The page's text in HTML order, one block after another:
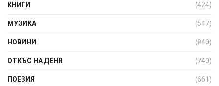
КНИГИ (424)
МУЗИКА (547)
НОВИНИ (840)
ОТКЪС НА ДЕНЯ (740)
ПОЕЗИЯ (661)